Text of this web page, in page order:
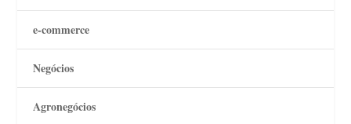
e-commerce
Negócios
Agronegócios